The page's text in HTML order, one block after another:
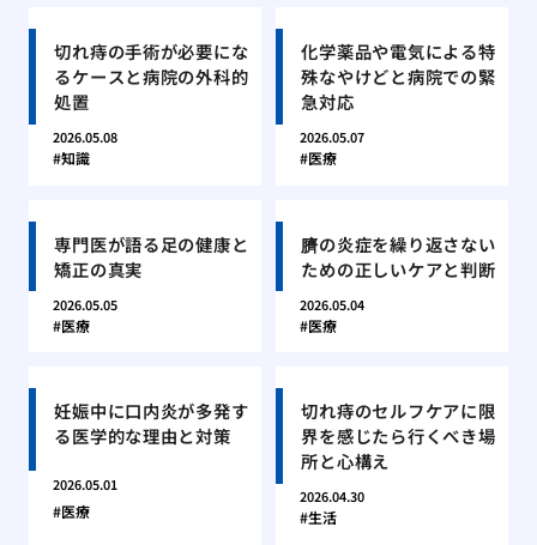
切れ痔の手術が必要にな
るケースと病院の外科的
処置
2026.05.08
知識
化学薬品や電気による特
殊なやけどと病院での緊
急対応
2026.05.07
医療
専門医が語る足の健康と
矯正の真実
2026.05.05
医療
臍の炎症を繰り返さない
ための正しいケアと判断
2026.05.04
医療
妊娠中に口内炎が多発す
る医学的な理由と対策
2026.05.01
医療
切れ痔のセルフケアに限
界を感じたら行くべき場
所と心構え
2026.04.30
生活